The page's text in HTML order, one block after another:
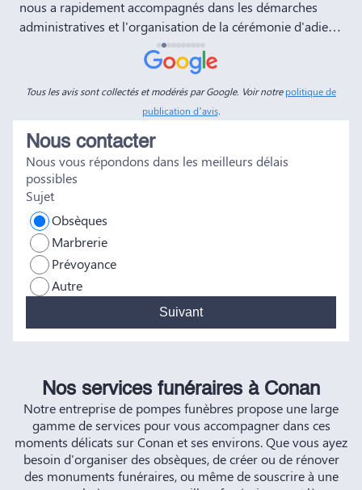
nous a rapidement accompagnés dans les démarches
administratives et l'organisation de la cérémonie d'adieu.
Nous souhaitons à votre entreprise prospérité et succès
et la recommandons vivement à tous nos amis et
connaissances. Dans ces moments de deuil, des
personnes comme Yves Marie et Dimitry sont d'un grand
réconfort, et c'est un véritable soulagement de savoir que
tout a été fait dans les règles. Tous nos vœux de réussite à
vous et à vos futurs clients. Cordialement famille
HERNANDEZ
Tous les avis sont collectés et modérés par Google. Voir notrepolitique de
publication d’avis.
Nous contacter
Nous vous répondons dans les meilleurs délais
possibles
Sujet
Obsèques
Marbrerie
Prévoyance
Autre
Suivant
Nos services funéraires à Conan
Notre entreprise de pompes funèbres propose une large
gamme de services pour vous accompagner dans ces
moments délicats sur Conan et ses environs. Que vous ayez
besoin d'organiser des obsèques, de créer ou de rénover
des monuments funéraires, ou même de souscrire à une